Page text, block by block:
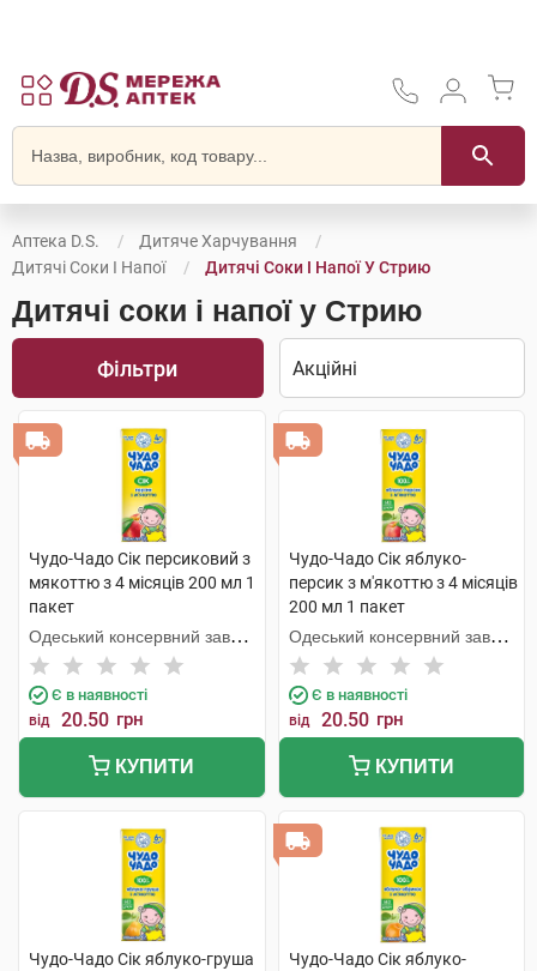
Аптека D.S.
Дитяче Харчування
Дитячі Соки І Напої
Дитячі Соки І Напої У Стрию
Дитячі соки і напої у Стрию
Фільтри
Чудо-Чадо Сік персиковий з
мякоттю з 4 місяців 200 мл 1
пакет
Одеський консервний завод
дитячого харчування
Є в наявності
від 20.50 грн
КУПИТИ
Чудо-Чадо Сік яблуко-
персик з м'якоттю з 4 місяців
200 мл 1 пакет
Одеський консервний завод
дитячого харчування
Є в наявності
від 20.50 грн
КУПИТИ
Чудо-Чадо Сік яблуко-груша
Чудо-Чадо Сік яблуко-